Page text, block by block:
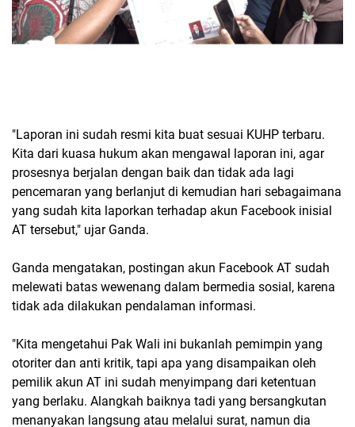
"Laporan ini sudah resmi kita buat sesuai KUHP terbaru.
Kita dari kuasa hukum akan mengawal laporan ini, agar
prosesnya berjalan dengan baik dan tidak ada lagi
pencemaran yang berlanjut di kemudian hari sebagaimana
yang sudah kita laporkan terhadap akun Facebook inisial
AT tersebut," ujar Ganda.
Ganda mengatakan, postingan akun Facebook AT sudah
melewati batas wewenang dalam bermedia sosial, karena
tidak ada dilakukan pendalaman informasi.
"Kita mengetahui Pak Wali ini bukanlah pemimpin yang
otoriter dan anti kritik, tapi apa yang disampaikan oleh
pemilik akun AT ini sudah menyimpang dari ketentuan
yang berlaku. Alangkah baiknya tadi yang bersangkutan
menanyakan langsung atau melalui surat, namun dia